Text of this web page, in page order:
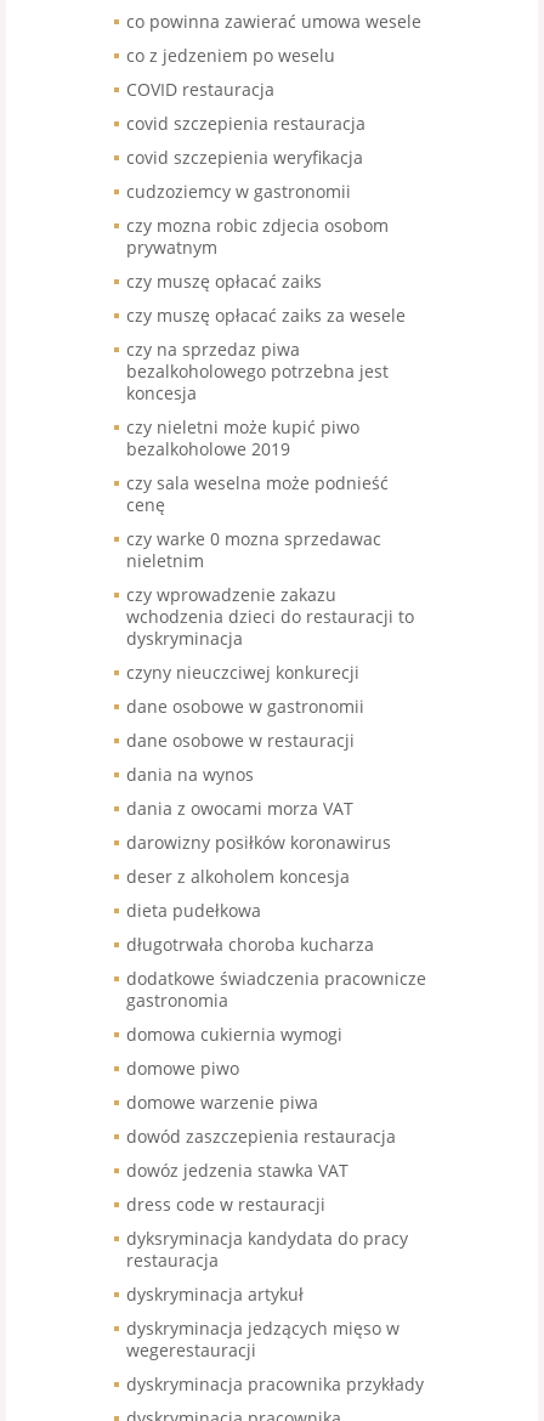
co powinna zawierać umowa wesele
co z jedzeniem po weselu
COVID restauracja
covid szczepienia restauracja
covid szczepienia weryfikacja
cudzoziemcy w gastronomii
czy mozna robic zdjecia osobom
prywatnym
czy muszę opłacać zaiks
czy muszę opłacać zaiks za wesele
czy na sprzedaz piwa
bezalkoholowego potrzebna jest
koncesja
czy nieletni może kupić piwo
bezalkoholowe 2019
czy sala weselna może podnieść
cenę
czy warke 0 mozna sprzedawac
nieletnim
czy wprowadzenie zakazu
wchodzenia dzieci do restauracji to
dyskryminacja
czyny nieuczciwej konkurecji
dane osobowe w gastronomii
dane osobowe w restauracji
dania na wynos
dania z owocami morza VAT
darowizny posiłków koronawirus
deser z alkoholem koncesja
dieta pudełkowa
długotrwała choroba kucharza
dodatkowe świadczenia pracownicze
gastronomia
domowa cukiernia wymogi
domowe piwo
domowe warzenie piwa
dowód zaszczepienia restauracja
dowóz jedzenia stawka VAT
dress code w restauracji
dyksryminacja kandydata do pracy
restauracja
dyskryminacja artykuł
dyskryminacja jedzących mięso w
wegerestauracji
dyskryminacja pracownika przykłady